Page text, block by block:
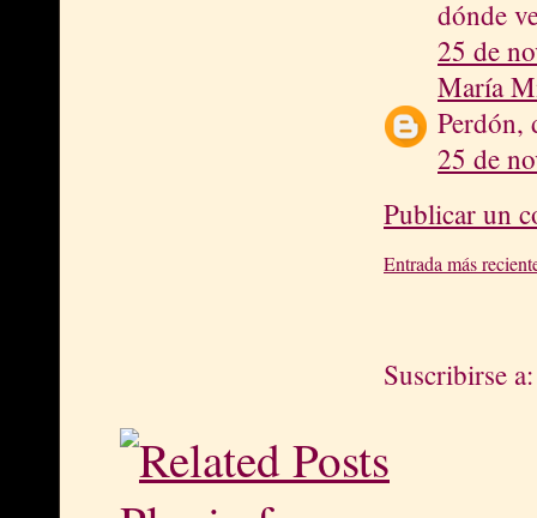
dónde
25 de
María
Perdón,
25 de
Publicar un
Entrada más
Suscribirse